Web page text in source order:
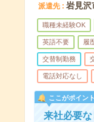
派遣先 岩見沢
職種未経験OK
英語不要 履
交替制勤務
電話対応なし
ここがポイン
来社必要